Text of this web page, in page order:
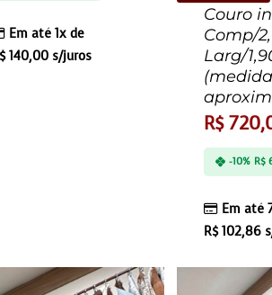
Em até 1x de
140,00 s/juros
Couro
Comp/
Larg/
(medida
R$
Em até
R$102,86
-10% R$